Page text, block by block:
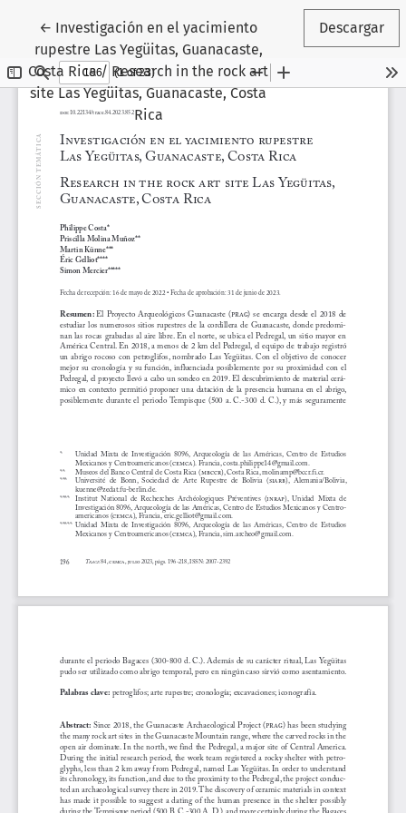
← Volver a los detalles del artículo
Investigación en el yacimiento
rupestre Las Yegüitas, Guanacaste,
Costa Rica / Research in the rock art
site Las Yegüitas, Guanacaste, Costa
Rica
Descargar